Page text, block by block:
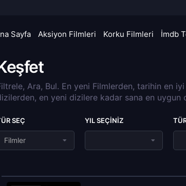
Sayfa Aksiyon Filmleri Korku Filmleri İmdb
Ara, Bul. En yeni Filmlerden, tarihin en
en yeni dizilere kadar sana en uygun
SEÇ
Filmler
YIL SEÇINIZ